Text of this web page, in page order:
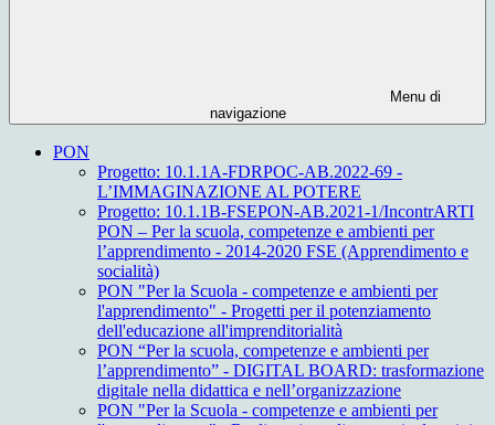
Menu di
navigazione
PON
Progetto: 10.1.1A-FDRPOC-AB.2022-69 -
L’IMMAGINAZIONE AL POTERE
Progetto: 10.1.1B-FSEPON-AB.2021-1/IncontrARTI
PON – Per la scuola, competenze e ambienti per
l’apprendimento - 2014-2020 FSE (Apprendimento e
socialità)
PON "Per la Scuola - competenze e ambienti per
l'apprendimento" - Progetti per il potenziamento
dell'educazione all'imprenditorialità
PON “Per la scuola, competenze e ambienti per
l’apprendimento” - DIGITAL BOARD: trasformazione
digitale nella didattica e nell’organizzazione
PON "Per la Scuola - competenze e ambienti per